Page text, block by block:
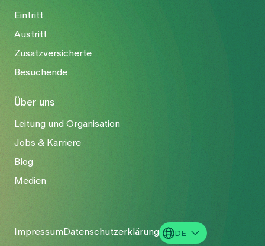
Eintritt
Austritt
Zusatzversicherte
Besuchende
Über uns
Leitung und Organisation
Jobs & Karriere
Blog
Medien
ImpressumDatenschutzerklärung
DE